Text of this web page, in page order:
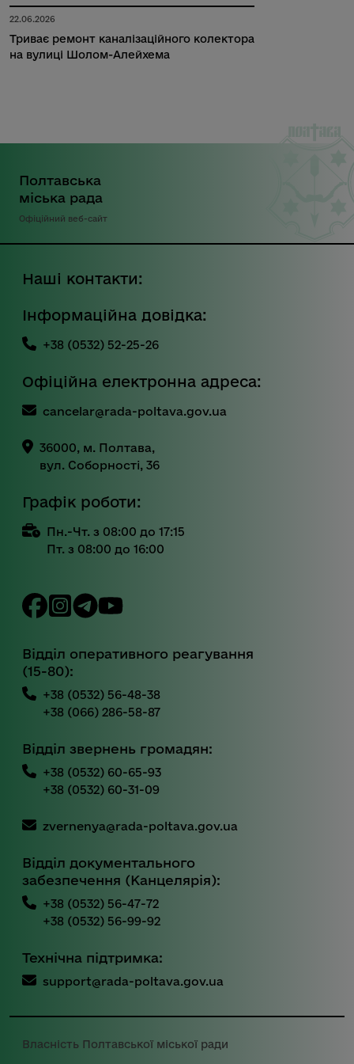
22.06.2026
Триває ремонт каналізаційного колектора
на вулиці Шолом-Алейхема
Полтавська
міська рада
Офіційний веб-сайт
Наші контакти:
Інформаційна довідка:
+38 (0532) 52-25-26
Офіційна електронна адреса:
cancelar@rada-poltava.gov.ua
36000, м. Полтава,
вул. Соборності, 36
Графік роботи:
Пн.-Чт. з 08:00 до 17:15
Пт. з 08:00 до 16:00
Відділ оперативного реагування
(15-80):
+38 (0532) 56-48-38
+38 (066) 286-58-87
Відділ звернень громадян:
+38 (0532) 60-65-93
+38 (0532) 60-31-09
zvernenya@rada-poltava.gov.ua
Відділ документального
забезпечення (Канцелярія):
+38 (0532) 56-47-72
+38 (0532) 56-99-92
Технічна підтримка:
support@rada-poltava.gov.ua
Власність Полтавської міської ради